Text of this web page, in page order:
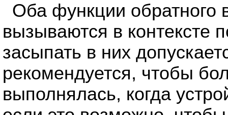
Оба функции обратного
вызываются в контексте
засыпать в них
рекомендуется, чтобы
выполнялась, когда